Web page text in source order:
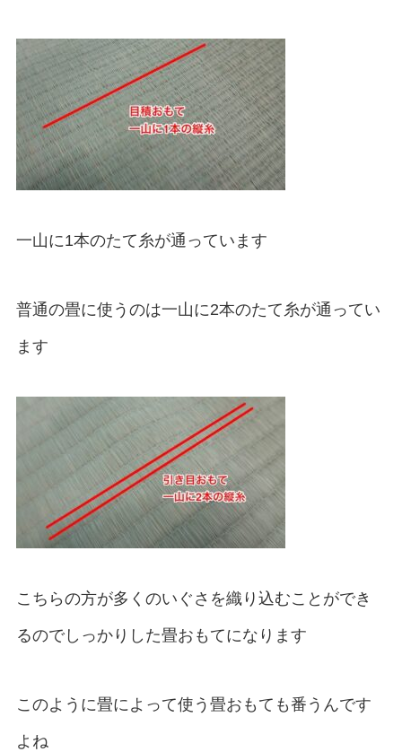
一山に1本のたて糸が通っています
普通の畳に使うのは一山に2本のたて糸が通ってい
ます
こちらの方が多くのいぐさを織り込むことができ
るのでしっかりした畳おもてになります
このように畳によって使う畳おもても番うんです
よね